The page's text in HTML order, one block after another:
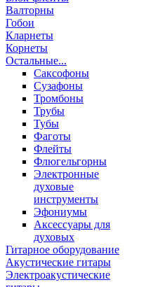
Валторны
Гобои
Кларнеты
Корнеты
Остальные...
Саксофоны
Сузафоны
Тромбоны
Трубы
Тубы
Фаготы
Флейты
Флюгельгорны
Электронные
духовые
инструменты
Эфониумы
Аксессуары для
духовых
Гитарное оборудование
Акустические гитары
Электроакустические